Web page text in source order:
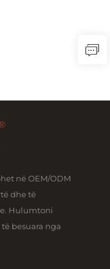
në OEM/ODM
dhe të
Hulumtoni
besuara nga